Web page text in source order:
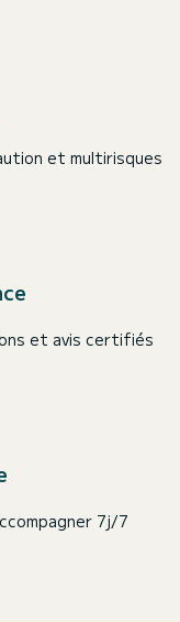
et multirisques
et avis certifiés
7j/7